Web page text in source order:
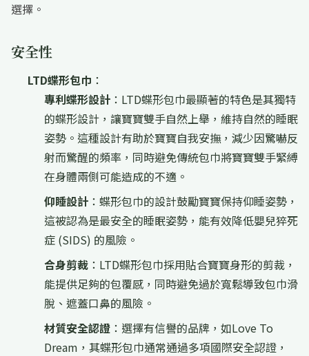
選擇。
安全性
LTD蝶形包巾 ：
專利蝶形設計 ：LTD蝶形包巾最顯著的特色是其獨特
的蝶形設計，讓寶寶雙手自然上舉，維持自然的睡眠
姿勢。這種設計有助於寶寶自我安撫，減少因驚嚇反
射而驚醒的頻率，同時避免傳統包巾將寶寶雙手緊縛
在身體兩側可能造成的不適。
仰睡設計 ：蝶形包巾的設計鼓勵寶寶保持仰睡姿勢，
這被認為是最安全的睡眠姿勢，能有效降低嬰兒猝死
症 (SIDS) 的風險。
合身剪裁 ：LTD蝶形包巾採用貼合寶寶身形的剪裁，
能提供足夠的包覆感，同時避免過於寬鬆導致包巾滑
脫、遮蓋口鼻的風險。
材質安全認證 ：選擇有信譽的品牌，如Love To
Dream，其蝶形包巾通常通過多項國際安全認證，